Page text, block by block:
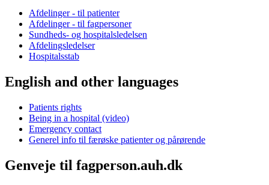
Afdelinger - til patienter
Afdelinger - til fagpersoner
Sundheds- og hospitalsledelsen
Afdelingsledelser
Hospitalsstab
English and other languages
Patients rights
Being in a hospital (video)
Emergency contact
Generel info til færøske patienter og pårørende
Genveje til fagperson.auh.dk